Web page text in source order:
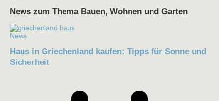
News zum Thema Bauen, Wohnen und Garten
News
Haus in Griechenland kaufen: Tipps für Sonne und
Sicherheit